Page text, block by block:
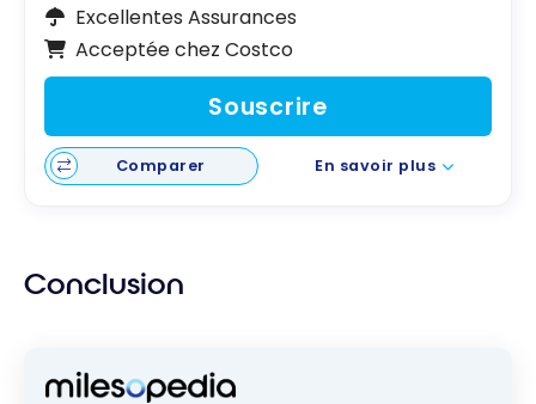
Excellentes Assurances
Acceptée chez Costco
Souscrire
Comparer En savoir plus
Conclusion